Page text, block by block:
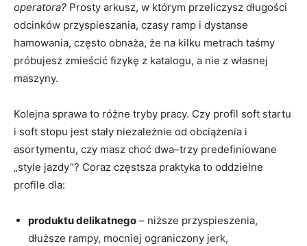
operatora? Prosty arkusz, w którym przeliczysz długości
odcinków przyspieszania, czasy ramp i dystanse
hamowania, często obnaża, że na kilku metrach taśmy
próbujesz zmieścić fizykę z katalogu, a nie z własnej
maszyny.
Kolejna sprawa to różne tryby pracy. Czy profil soft startu
i soft stopu jest stały niezależnie od obciążenia i
asortymentu, czy masz choć dwa–trzy predefiniowane
„style jazdy”? Coraz częstsza praktyka to oddzielne
profile dla:
produktu delikatnego – niższe przyspieszenia,
dłuższe rampy, mocniej ograniczony jerk,